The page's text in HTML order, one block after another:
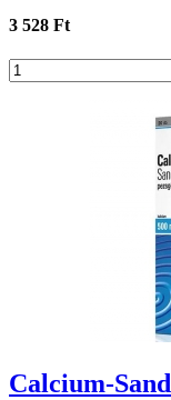
3 528 Ft
Calcium-